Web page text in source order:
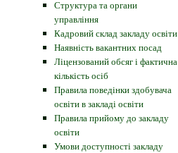
Структура та органи
управління
Кадровий склад закладу освіти
Наявність вакантних посад
Ліцензований обсяг і фактична
кількість осіб
Правила поведінки здобувача
освіти в закладі освіти
Правила прийому до закладу
освіти
Умови доступності закладу